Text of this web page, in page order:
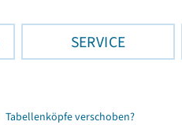
SERVICE
Tabellenköpfe verschoben?